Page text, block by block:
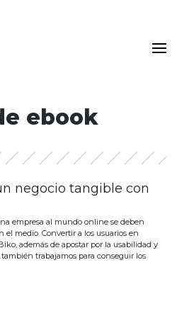
ebook
negocio tangible con
empresa al mundo online se deben
el medio. Convertir a los usuarios en
además de apostar por la usabilidad y
trabajamos para conseguir los